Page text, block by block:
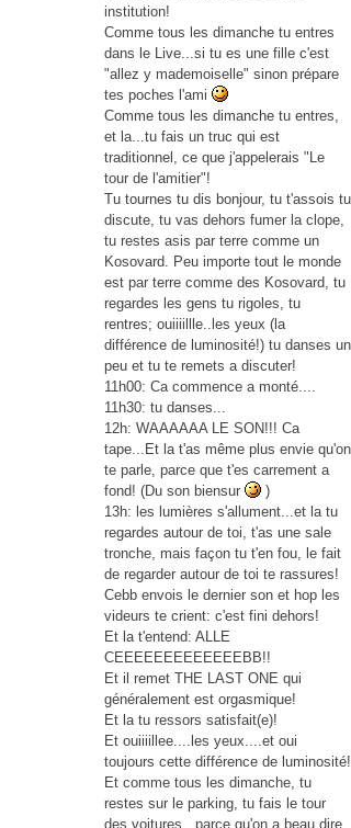
institution!
Comme tous les dimanche tu entres
dans le Live...si tu es une fille c'est
"allez y mademoiselle" sinon prépare
tes poches l'ami
Comme tous les dimanche tu entres,
et la...tu fais un truc qui est
traditionnel, ce que j'appelerais "Le
tour de l'amitier"!
Tu tournes tu dis bonjour, tu t'assois tu
discute, tu vas dehors fumer la clope,
tu restes asis par terre comme un
Kosovard. Peu importe tout le monde
est par terre comme des Kosovard, tu
regardes les gens tu rigoles, tu
rentres; ouiiiillle..les yeux (la
différence de luminosité!) tu danses un
peu et tu te remets a discuter!
11h00: Ca commence a monté....
11h30: tu danses...
12h: WAAAAAA LE SON!!! Ca
tape...Et la t'as même plus envie qu'on
te parle, parce que t'es carrement a
fond! (Du son biensur
)
13h: les lumières s'allument...et la tu
regardes autour de toi, t'as une sale
tronche, mais façon tu t'en fou, le fait
de regarder autour de toi te rassures!
Cebb envois le dernier son et hop les
videurs te crient: c'est fini dehors!
Et la t'entend: ALLE
CEEEEEEEEEEEEEBB!!
Et il remet THE LAST ONE qui
généralement est orgasmique!
Et la tu ressors satisfait(e)!
Et ouiiiillee....les yeux....et oui
toujours cette différence de luminosité!
Et comme tous les dimanche, tu
restes sur le parking, tu fais le tour
des voitures...parce qu'on a beau dire